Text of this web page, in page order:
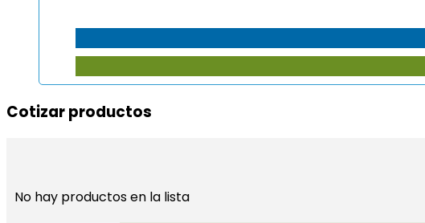
Cotizar productos​
No hay productos en la lista